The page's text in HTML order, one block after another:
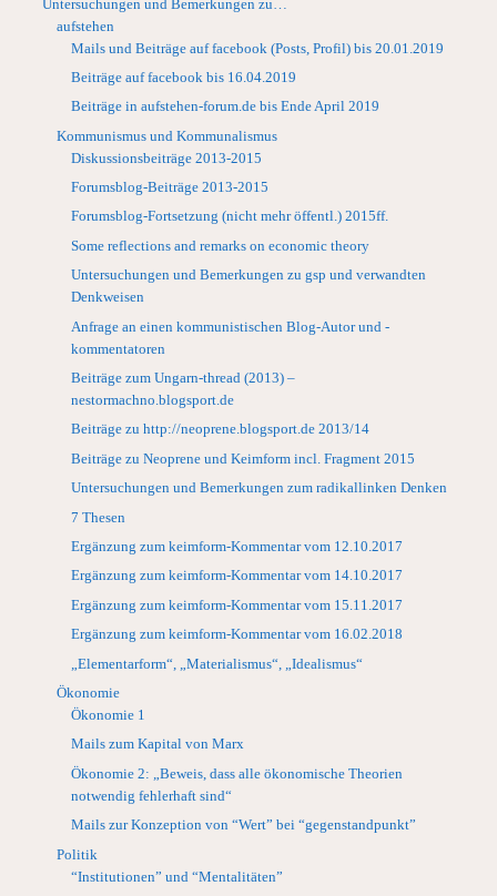
Untersuchungen und Bemerkungen zu…
aufstehen
Mails und Beiträge auf facebook (Posts, Profil) bis 20.01.2019
Beiträge auf facebook bis 16.04.2019
Beiträge in aufstehen-forum.de bis Ende April 2019
Kommunismus und Kommunalismus
Diskussionsbeiträge 2013-2015
Forumsblog-Beiträge 2013-2015
Forumsblog-Fortsetzung (nicht mehr öffentl.) 2015ff.
Some reflections and remarks on economic theory
Untersuchungen und Bemerkungen zu gsp und verwandten
Denkweisen
Anfrage an einen kommunistischen Blog-Autor und -
kommentatoren
Beiträge zum Ungarn-thread (2013) –
nestormachno.blogsport.de
Beiträge zu http://neoprene.blogsport.de 2013/14
Beiträge zu Neoprene und Keimform incl. Fragment 2015
Untersuchungen und Bemerkungen zum radikallinken Denken
7 Thesen
Ergänzung zum keimform-Kommentar vom 12.10.2017
Ergänzung zum keimform-Kommentar vom 14.10.2017
Ergänzung zum keimform-Kommentar vom 15.11.2017
Ergänzung zum keimform-Kommentar vom 16.02.2018
„Elementarform“, „Materialismus“, „Idealismus“
Ökonomie
Ökonomie 1
Mails zum Kapital von Marx
Ökonomie 2: „Beweis, dass alle ökonomische Theorien
notwendig fehlerhaft sind“
Mails zur Konzeption von “Wert” bei “gegenstandpunkt”
Politik
“Institutionen” und “Mentalitäten”